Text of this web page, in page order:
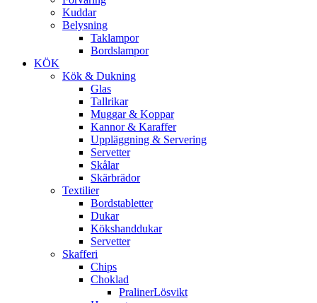
Kuddar
Belysning
Taklampor
Bordslampor
KÖK
Kök & Dukning
Glas
Tallrikar
Muggar & Koppar
Kannor & Karaffer
Uppläggning & Servering
Servetter
Skålar
Skärbrädor
Textilier
Bordstabletter
Dukar
Kökshanddukar
Servetter
Skafferi
Chips
Choklad
PralinerLösvikt